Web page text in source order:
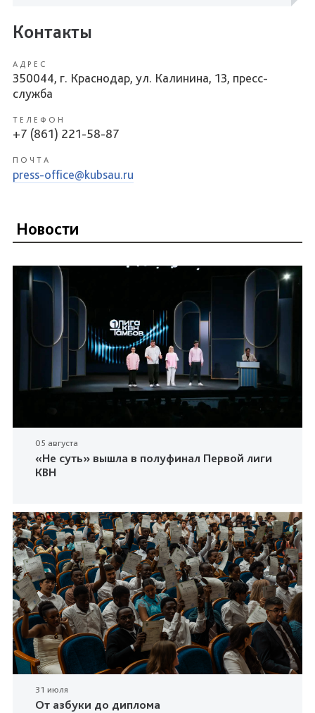
Контакты
АДРЕС
350044, г. Краснодар, ул. Калинина, 13, пресс-
служба
ТЕЛЕФОН
+7 (861) 221-58-87
ПОЧТА
press-office@kubsau.ru
Новости
05 августа
«Не суть» вышла в полуфинал Первой лиги
КВН
31 июля
От азбуки до диплома